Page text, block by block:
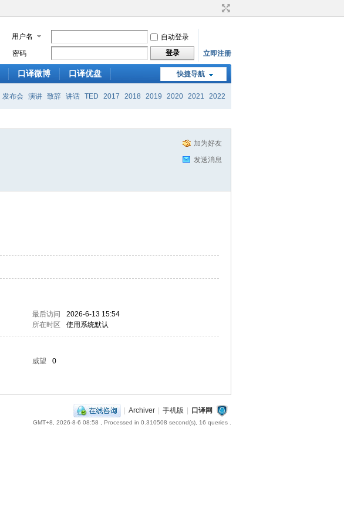
用户名
自动登录
密码
登录 立即注册
快捷导航
口译微博 口译优盘
发布会 演讲 致辞 讲话 TED 2017 2018 2019 2020 2021 2022
加为好友
发送消息
最后访问
2026-6-13 15:54
所在时区 使用系统默认
威望
0
| Archiver | 手机版 | 口译网
GMT+8, 2026-8-6 08:58 , Processed in 0.310508 second(s), 16 queries .